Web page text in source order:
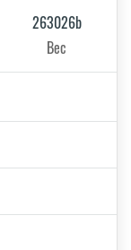
263026b
Вес